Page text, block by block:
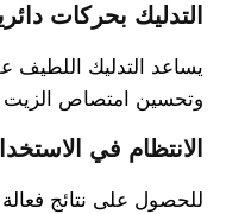
التدليك بحركات
يساعد التدليك اللطيف
وتحسين امتصاص الزيت
الانتظام في
للحصول على نتائج